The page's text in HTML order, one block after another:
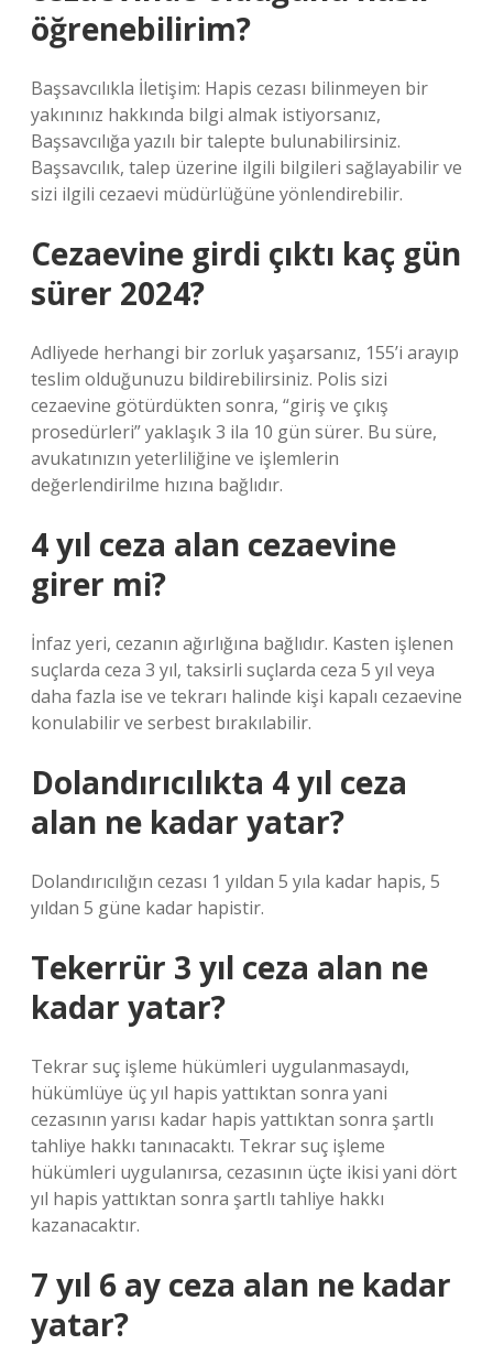
öğrenebilirim?
Başsavcılıkla İletişim: Hapis cezası bilinmeyen bir
yakınınız hakkında bilgi almak istiyorsanız,
Başsavcılığa yazılı bir talepte bulunabilirsiniz.
Başsavcılık, talep üzerine ilgili bilgileri sağlayabilir ve
sizi ilgili cezaevi müdürlüğüne yönlendirebilir.
Cezaevine girdi çıktı kaç gün
sürer 2024?
Adliyede herhangi bir zorluk yaşarsanız, 155’i arayıp
teslim olduğunuzu bildirebilirsiniz. Polis sizi
cezaevine götürdükten sonra, “giriş ve çıkış
prosedürleri” yaklaşık 3 ila 10 gün sürer. Bu süre,
avukatınızın yeterliliğine ve işlemlerin
değerlendirilme hızına bağlıdır.
4 yıl ceza alan cezaevine
girer mi?
İnfaz yeri, cezanın ağırlığına bağlıdır. Kasten işlenen
suçlarda ceza 3 yıl, taksirli suçlarda ceza 5 yıl veya
daha fazla ise ve tekrarı halinde kişi kapalı cezaevine
konulabilir ve serbest bırakılabilir.
Dolandırıcılıkta 4 yıl ceza
alan ne kadar yatar?
Dolandırıcılığın cezası 1 yıldan 5 yıla kadar hapis, 5
yıldan 5 güne kadar hapistir.
Tekerrür 3 yıl ceza alan ne
kadar yatar?
Tekrar suç işleme hükümleri uygulanmasaydı,
hükümlüye üç yıl hapis yattıktan sonra yani
cezasının yarısı kadar hapis yattıktan sonra şartlı
tahliye hakkı tanınacaktı. Tekrar suç işleme
hükümleri uygulanırsa, cezasının üçte ikisi yani dört
yıl hapis yattıktan sonra şartlı tahliye hakkı
kazanacaktır.
7 yıl 6 ay ceza alan ne kadar
yatar?